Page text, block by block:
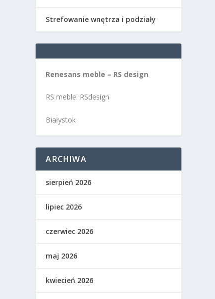
Strefowanie wnętrza i podziały
Renesans meble – RS design
RS meble: RSdesign
Białystok
ARCHIWA
sierpień 2026
lipiec 2026
czerwiec 2026
maj 2026
kwiecień 2026